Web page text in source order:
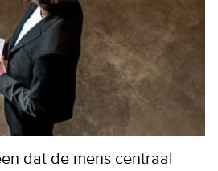
dat de mens centraal